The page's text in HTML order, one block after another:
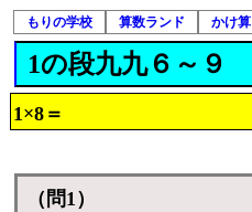
もりの学校 算数ランド かけ算
1の段九九６～９
1×8＝
（問1）